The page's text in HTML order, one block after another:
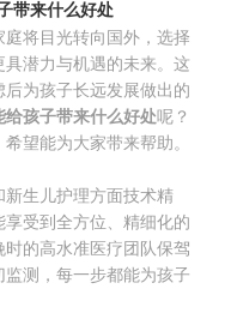
带来什么好处
将目光转向国外，选择
潜力与机遇的未来。这
为孩子长远发展做出的
给孩子带来什么好处呢？
望能为大家带来帮助。
生儿护理方面技术精
受到全方位、精细化的
的高水准医疗团队保驾
测，每一步都能为孩子
宝妈见证
赴美攻略
赴美生子问答
关于美福嘉儿